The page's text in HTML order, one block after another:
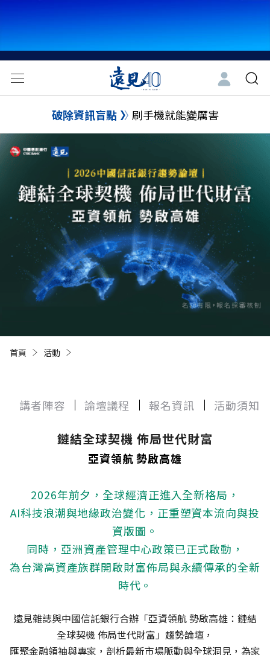
破除資訊盲點 刷手機就能變厲害
首頁 活動
講者陣容 論壇議程 報名資訊 活動須知
鏈結全球契機 佈局世代財富
亞資領航 勢啟高雄
2026年前夕，全球經濟正進入全新格局，
AI科技浪潮與地緣政治變化，正重塑資本流向與投
資版圖。
同時，亞洲資產管理中心政策已正式啟動，
為台灣高資產族群開啟財富佈局與永續傳承的全新
時代。
遠見雜誌與中國信託銀行合辦「亞資領航 勢啟高雄：鏈結
全球契機 佈局世代財富」趨勢論壇，
匯聚金融領袖與專家，剖析最新市場脈動與全球洞見，為家